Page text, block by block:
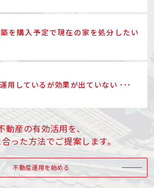
を購入予定で現在の家を処分したい
用しているが効果が出ていない ･･･
動産の有効活用を、
った方法でご提案します。
不動産運用を始める